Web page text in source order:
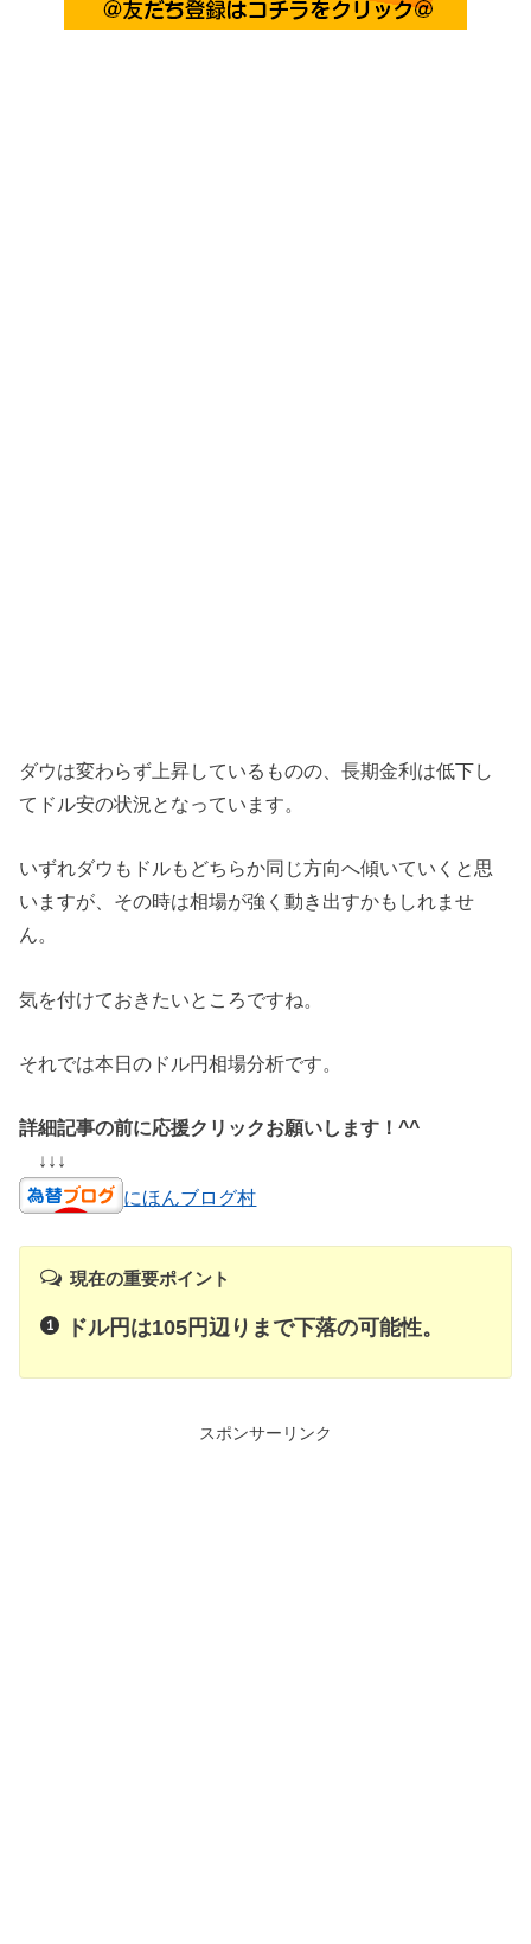
ダウは変わらず上昇しているものの、長期金利は低下し
てドル安の状況となっています。
いずれダウもドルもどちらか同じ方向へ傾いていくと思
いますが、その時は相場が強く動き出すかもしれませ
ん。
気を付けておきたいところですね。
それでは本日のドル円相場分析です。
詳細記事の前に応援クリックお願いします！^^
↓↓↓
にほんブログ村
現在の重要ポイント
ドル円は105円辺りまで下落の可能性。
スポンサーリンク